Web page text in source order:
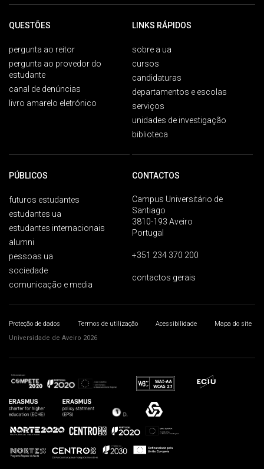
QUESTÕES
pergunta ao reitor
pergunta ao provedor do
estudante
canal de denúncias
livro amarelo eletrónico
LINKS RÁPIDOS
sobre a ua
cursos
candidaturas
departamentos e escolas
serviços
unidades de investigação
biblioteca
PÚBLICOS
futuros estudantes
estudantes ua
estudantes internacionais
alumni
pessoas ua
sociedade
comunicação e media
CONTACTOS
Campus Universitário de
Santiago
3810-193 Aveiro
Portugal
+351 234 370 200
contactos gerais
Proteção de dados Termos de utilização Acessibilidade
Mapa do site
Universidade de Aveiro 2026